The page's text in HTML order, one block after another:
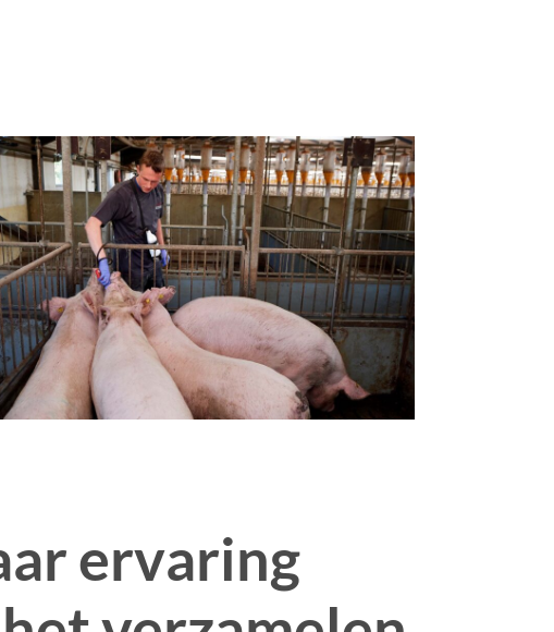
ervaring